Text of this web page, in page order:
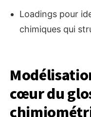
Loadings pour
chimiques qui
cœur du